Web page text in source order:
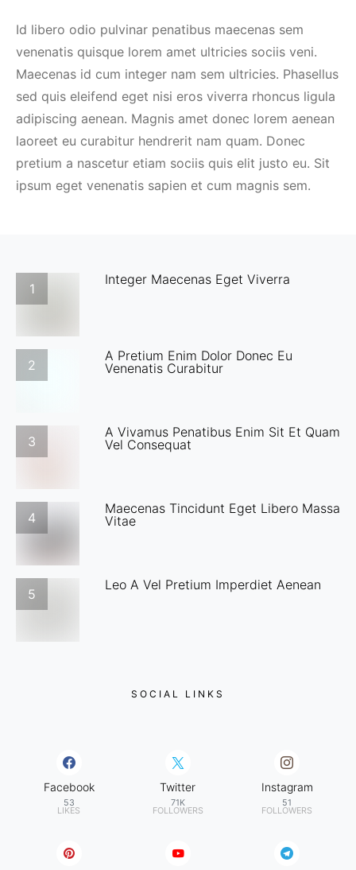
Id libero odio pulvinar penatibus maecenas sem
venenatis quisque lorem amet ultricies sociis veni.
Maecenas id cum integer nam sem ultricies. Phasellus
sed quis eleifend eget nisi eros viverra rhoncus ligula
adipiscing aenean. Magnis amet donec lorem aenean
laoreet eu curabitur hendrerit nam quam. Donec
pretium a nascetur etiam sociis quis elit justo eu. Sit
ipsum eget venenatis sapien et cum magnis sem.
1
Integer Maecenas Eget Viverra
2
A Pretium Enim Dolor Donec Eu
Venenatis Curabitur
3
A Vivamus Penatibus Enim Sit Et Quam
Vel Consequat
4
Maecenas Tincidunt Eget Libero Massa
Vitae
5
Leo A Vel Pretium Imperdiet Aenean
SOCIAL LINKS
Facebook
53
LIKES
Twitter
71K
FOLLOWERS
Instagram
51
FOLLOWERS